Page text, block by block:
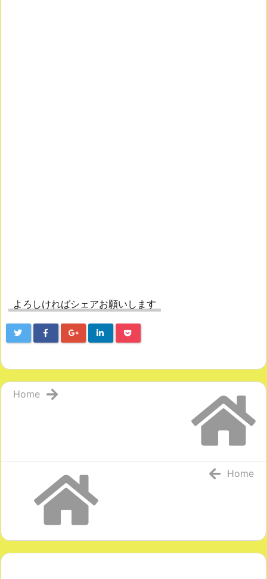
よろしければシェアお願いします
Home
Home